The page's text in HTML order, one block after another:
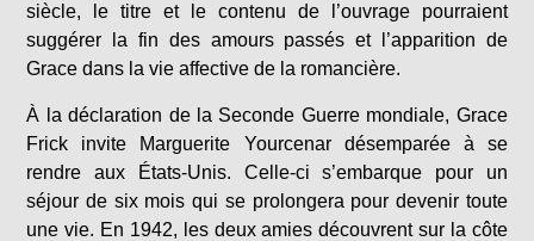
siècle, le titre et le contenu de l’ouvrage pourraient
suggérer la fin des amours passés et l’apparition de
Grace dans la vie affective de la romancière.
À la déclaration de la Seconde Guerre mondiale, Grace
Frick invite Marguerite Yourcenar désemparée à se
rendre aux États-Unis. Celle-ci s’embarque pour un
séjour de six mois qui se prolongera pour devenir toute
une vie. En 1942, les deux amies découvrent sur la côte